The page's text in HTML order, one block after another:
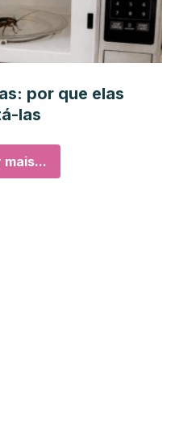
por que elas
las
mais...